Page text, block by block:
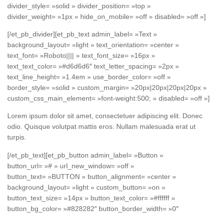
divider_style= »solid » divider_position= »top »
divider_weight= »1px » hide_on_mobile= »off » disabled= »off »]
[/et_pb_divider][et_pb_text admin_label= »Text »
background_layout= »light » text_orientation= »center »
text_font= »Roboto|||| » text_font_size= »16px »
text_text_color= »#d6d6d6″ text_letter_spacing= »2px »
text_line_height= »1.4em » use_border_color= »off »
border_style= »solid » custom_margin= »20px|20px|20px|20px »
custom_css_main_element= »font-weight:500; » disabled= »off »]
Lorem ipsum dolor sit amet, consectetuer adipiscing elit. Donec
odio. Quisque volutpat mattis eros. Nullam malesuada erat ut
turpis.
[/et_pb_text][et_pb_button admin_label= »Button »
button_url= »# » url_new_window= »off »
button_text= »BUTTON » button_alignment= »center »
background_layout= »light » custom_button= »on »
button_text_size= »14px » button_text_color= »#ffffff »
button_bg_color= »#828282″ button_border_width= »0″